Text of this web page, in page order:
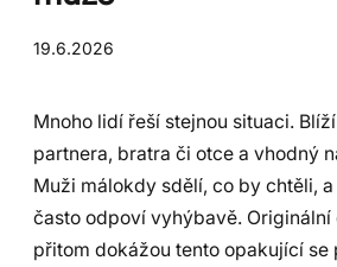
19.6.2026
Mnoho lidí řeší stejnou situaci.
partnera, bratra či otce a vhodný
Muži málokdy sdělí, co by chtěli,
často odpoví vyhýbavě.
přitom dokážou tento opakující se